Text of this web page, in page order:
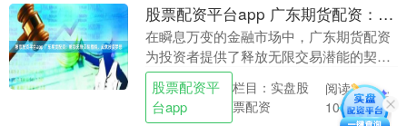
股票配资平台app 广东期货配资：解锁无限交易潜能，成就投资梦想
在瞬息万变的金融市场中，广东期货配资
为投资者提供了释放无限交易潜能的契
机。通过配资，投资者可以放大资金杠
杆，以小博大，把握市场机遇。 股票配资
是指投资者通过向配....
股票配资平
台app
栏目：实盘股
票配资
阅读：
108